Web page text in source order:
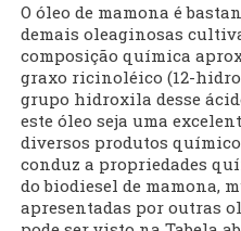
O óleo de mamona é
demais oleaginosas
composição química
graxo ricinoléico (12-
grupo hidroxila desse
este óleo seja uma
diversos produtos
conduz a propriedades
do biodiesel de mamona,
apresentadas por outras